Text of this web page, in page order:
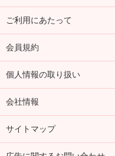
ご利用にあたって
会員規約
個人情報の取り扱い
会社情報
サイトマップ